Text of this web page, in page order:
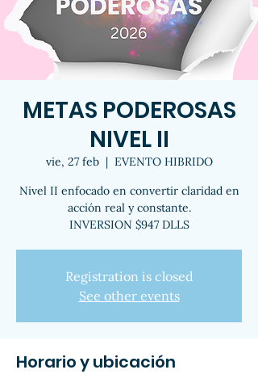
METAS PODEROSAS
NIVEL II
vie, 27 feb
  |
EVENTO HIBRIDO
Nivel II enfocado en convertir claridad en
acción real y constante.
INVERSION $947 DLLS
Registration is closed
See other events
Horario y ubicación